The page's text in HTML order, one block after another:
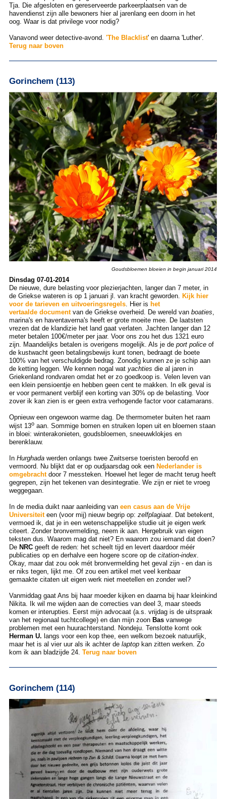
Tja. Die afgesloten en gereserveerde parkeerplaatsen van de
havendienst zijn alle bewoners hier al jarenlang een doorn in het
oog. Waar is dat privilege voor nodig?
Vanavond weer detective-avond. 'The Blacklist' en daarna 'Luther'.
Terug naar boven
Gorinchem (113)
Goudsbloemen bloeien in begin januari 2014
Dinsdag 07-01-2014
De nieuwe, dure belasting voor plezierjachten, langer dan 7 meter, in
de Griekse wateren is op 1 januari jl. van kracht geworden.
Kijk hier
voor de tarieven en uitvoeringsregels. Hier is het
vertaalde documentvan de Griekse overheid. De wereld van boaties
marina's en haventaverna's heeft er grote moeite mee. De laatsten
vrezen dat de klandizie het land gaat verlaten. Jachten langer dan 12
meter betalen 100€/meter per jaar. Voor ons zou het dus 1321 euro
zijn. Maandelijks betalen is overigens mogelijk. Als je de port policeof
de kustwacht geen betalingsbewijs kunt tonen, bedraagt de boete
100% van het verschuldigde bedrag. Zonodig kunnen ze je schip aan
de ketting leggen. We kennen nogal wat yachties die al jaren in
Griekenland rondvaren omdat het er zo goedkoop is. Velen leven van
een klein pensioentje en hebben geen cent te makken. In elk geval is
er voor permanent verblijf een korting van 30% op de belasting. Voor
zover ik kan zien is er geen extra verhogende factor voor catamarans.
Opnieuw een ongewoon warme dag. De thermometer buiten het raam
wijst 13oaan. Sommige bomen en struiken lopen uit en bloemen staan
in bloei: winterakonieten, goudsbloemen, sneeuwklokjes en
berenklauw.
InHurghadawerden onlangs twee Zwitserse toeristen beroofd en
vermoord. Nu blijkt dat er op oudjaarsdag ook een Nederlander is
omgebrachtdoor 7 messteken. Hoewel het leger de macht terug heeft
gegrepen, zijn het tekenen van desintegratie. We zijn er niet te vroeg
weggegaan.
In de media duikt naar aanleiding van een casus aan de Vrije
Universiteiteen (voor mij) nieuw begrip op: zelfplagiaat. Dat betekent,
vermoed ik, dat je in een wetenschappelijke studie uit je eigen werk
citeert. Zonder bronvermelding, neem ik aan. Hergebruik van eigen
teksten dus. Waarom mag dat niet? En waarom zou iemand dat doen?
De NRCgeeft de reden: het scheelt tijd en levert daardoor méér
publicaties op en derhalve een hogere score op de citation-index.
Okay, maar dat zou ook mét bronvermelding het geval zijn - en dan is
er niks tegen, lijkt me. Of zou een artikel met veel kenbaar
gemaakte citaten uit eigen werk niet meetellen en zonder wel?
Vanmiddag gaat Ans bij haar moeder kijken en daarna bij haar kleinkind
Nikita. Ik wil me wijden aan de correcties van deel 3, maar steeds
komen er interupties. Eerst mijn advocaat (a.s. vrijdag is de uitspraak
van het regionaal tuchtcollege) en dan mijn zoon Basvanwege
problemen met een huurachterstand. Nondeju. Tenslotte komt ook
Herman U. langs voor een kop thee, een welkom bezoek natuurlijk,
maar het is al vier uur als ik achter de laptopkan zitten werken. Zo
kom ik aan bladzijde 24. Terug naar boven
Gorinchem (114)